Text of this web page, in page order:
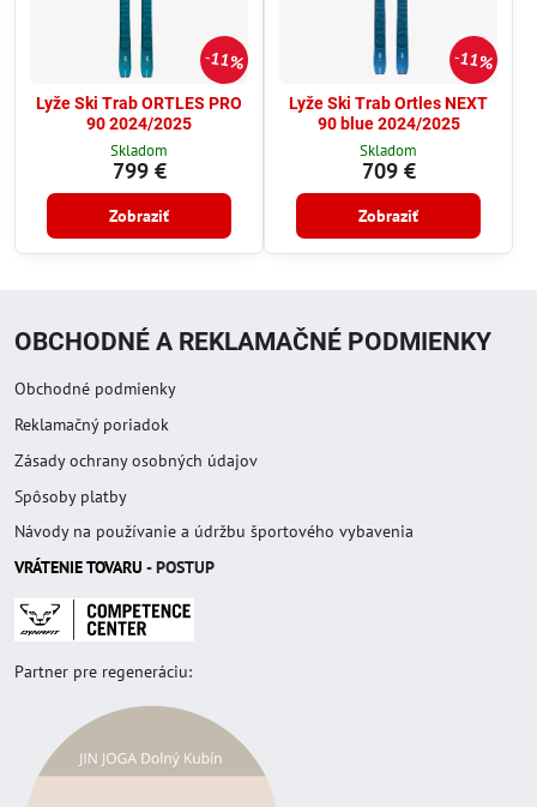
11%
Lyže Ski Trab ORTLES PRO
90 2024/2025
Skladom
799 €
Zobraziť
11%
Lyže Ski Trab Ortles NEXT
90 blue 2024/2025
Skladom
709 €
Zobraziť
OBCHODNÉ A REKLAMAČNÉ PODMIENKY
Obchodné podmienky
Reklamačný poriadok
Zásady ochrany osobných údajov
Spôsoby platby
Návody na používanie a údržbu športového vybavenia
VRÁTENIE TOVARU - POSTUP
Partner pre regeneráciu: